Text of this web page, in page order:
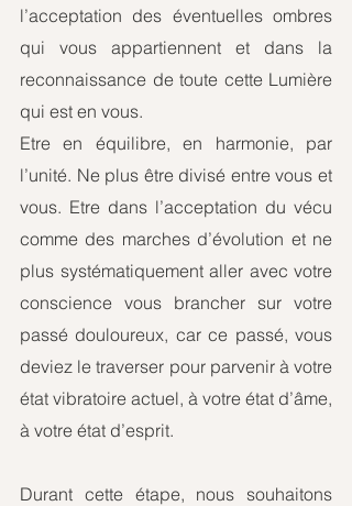
l’acceptation des éventuelles ombres
qui vous appartiennent et dans la
reconnaissance de toute cette Lumière
qui est en vous.
Etre en équilibre, en harmonie, par
l’unité. Ne plus être divisé entre vous et
vous. Etre dans l’acceptation du vécu
comme des marches d’évolution et ne
plus systématiquement aller avec votre
conscience vous brancher sur votre
passé douloureux, car ce passé, vous
deviez le traverser pour parvenir à votre
état vibratoire actuel, à votre état d’âme,
à votre état d’esprit.
Durant cette étape, nous souhaitons